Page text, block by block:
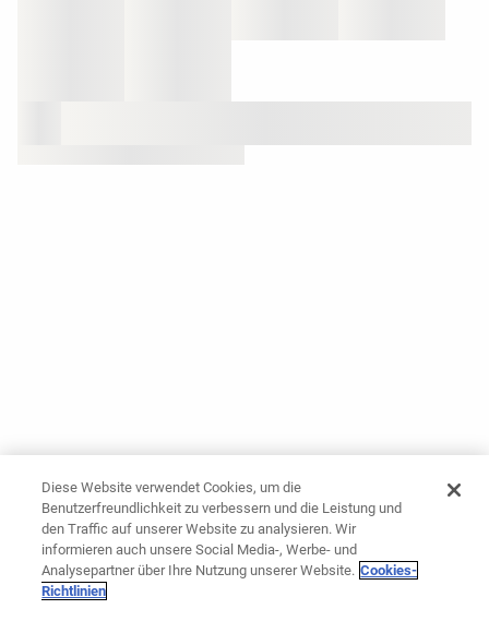
Diese Website verwendet Cookies, um die
Benutzerfreundlichkeit zu verbessern und die Leistung und
den Traffic auf unserer Website zu analysieren. Wir
informieren auch unsere Social Media-, Werbe- und
Analysepartner über Ihre Nutzung unserer Website. Cookies-
Richtlinien